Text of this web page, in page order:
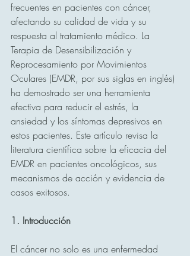
frecuentes en pacientes con cáncer,
afectando su calidad de vida y su
respuesta al tratamiento médico. La
Terapia de Desensibilización y
Reprocesamiento por Movimientos
Oculares (EMDR, por sus siglas en inglés)
ha demostrado ser una herramienta
efectiva para reducir el estrés, la
ansiedad y los síntomas depresivos en
estos pacientes. Este artículo revisa la
literatura científica sobre la eficacia del
EMDR en pacientes oncológicos, sus
mecanismos de acción y evidencia de
casos exitosos.
1. Introducción
El cáncer no solo es una enfermedad